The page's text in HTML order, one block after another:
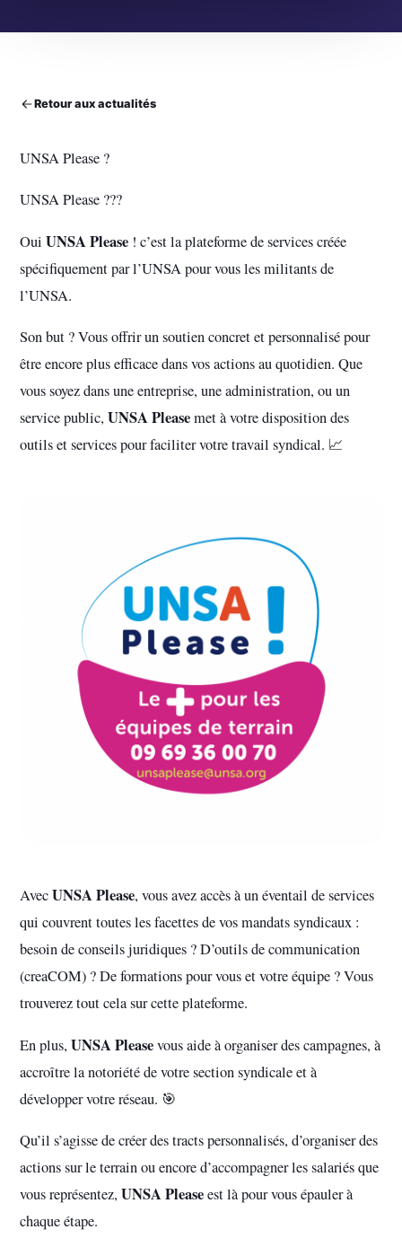
Retour aux actualités
UNSA Please ?
UNSA Please ???
Oui UNSA Please ! c’est la plateforme de services créée
spécifiquement par l’UNSA pour vous les militants de
l’UNSA.
Son but ? Vous offrir un soutien concret et personnalisé pour
être encore plus efficace dans vos actions au quotidien. Que
vous soyez dans une entreprise, une administration, ou un
service public, UNSA Pleasemet à votre disposition des
outils et services pour faciliter votre travail syndical. 📈
AvecUNSA Please, vous avez accès à un éventail de services
qui couvrent toutes les facettes de vos mandats syndicaux :
besoin de conseils juridiques ? D’outils de communication
(creaCOM) ? De formations pour vous et votre équipe ? Vous
trouverez tout cela sur cette plateforme.
En plus, UNSA Pleasevous aide à organiser des campagnes, à
accroître la notoriété de votre section syndicale et à
développer votre réseau. 🎯
Qu’il s’agisse de créer des tracts personnalisés, d’organiser des
actions sur le terrain ou encore d’accompagner les salariés que
vous représentez, UNSA Pleaseest là pour vous épauler à
chaque étape.